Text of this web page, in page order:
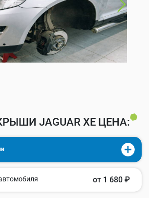
JAGUAR XE ЦЕНА:
от 1 680 ₽